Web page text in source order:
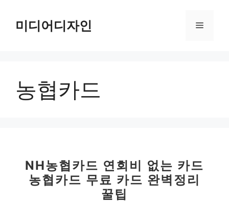
미디어디자인 메
농협카드
NH농협카드 연회비 없는 카드
농협카드 무료 카드 완벽정리
꿀팁